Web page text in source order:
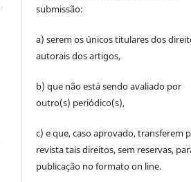
submissão:
a) serem os únicos titulares dos
autorais dos artigos,
b) que não está sendo avaliado por
outro(s) periódico(s),
c) e que, caso aprovado, transferem
revista tais direitos, sem reservas,
publicação no formato on line.